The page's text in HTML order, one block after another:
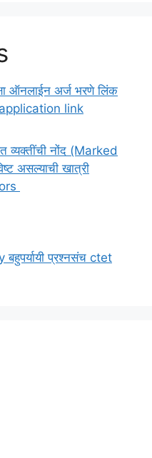
ऑनलाईन अर्ज भरणे लिंक
link
व्यक्तींची नोंद (Marked
असल्याची खात्री
प्रश्नसंच ctet